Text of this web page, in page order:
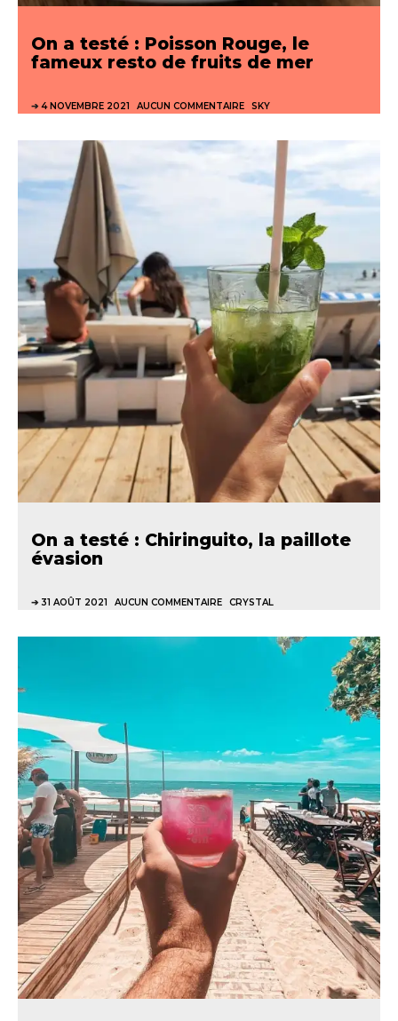
On a testé : Poisson Rouge, le
fameux resto de fruits de mer
4 NOVEMBRE 2021 AUCUN COMMENTAIRE SKY
On a testé : Chiringuito, la paillote
évasion
31 AOÛT 2021 AUCUN COMMENTAIRE CRYSTAL